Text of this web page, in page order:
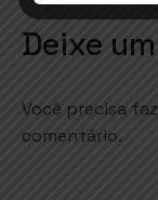
Deixe
Você precisa
comentário.